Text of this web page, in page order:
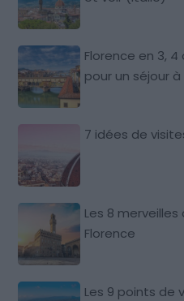
Florence en 3,
pour un séjour à
7 idées de
Les 8
Florence
Les 9 points de